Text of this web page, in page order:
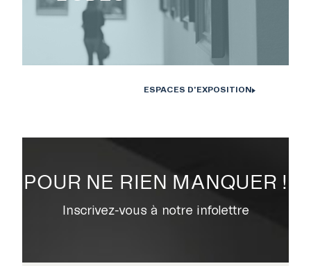
EXPOSITIONS
PUBLICATIONS
ÉVÉNEMENTS ET
ESPACES D'EXPOSITION
POUR NE RIEN MANQUER !
Inscrivez-vous à notre infolettre